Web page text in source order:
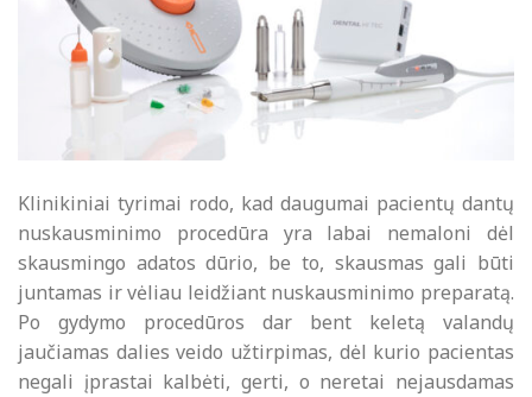
Klinikiniai tyrimai rodo, kad daugumai pacientų dantų
nuskausminimo procedūra yra labai nemaloni dėl
skausmingo adatos dūrio, be to, skausmas gali būti
juntamas ir vėliau leidžiant nuskausminimo preparatą.
Po gydymo procedūros dar bent keletą valandų
jaučiamas dalies veido užtirpimas, dėl kurio pacientas
negali įprastai kalbėti, gerti, o neretai nejausdamas